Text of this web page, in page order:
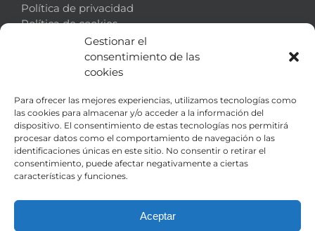
Gestionar el
consentimiento de las
cookies
Para ofrecer las mejores experiencias, utilizamos tecnologías como
las cookies para almacenar y/o acceder a la información del
dispositivo. El consentimiento de estas tecnologías nos permitirá
procesar datos como el comportamiento de navegación o las
identificaciones únicas en este sitio. No consentir o retirar el
consentimiento, puede afectar negativamente a ciertas
características y funciones.
Aceptar
Política de privacidad
Política de cookies
¿DÓNDE ESTAMOS?
Calle de la Santísima Trinidad 5, 28010. Madrid
Metro IGLESIA, salida Eloy Gonzalo.
Autobús E.M.T. lí­neas 3, 5, 16, 37, 61, 149